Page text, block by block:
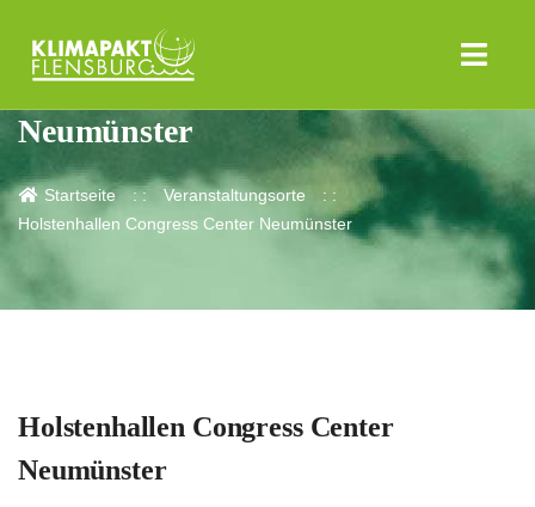
Holstenhallen Congress Center
Neumünster
Startseite
Veranstaltungsorte
Holstenhallen Congress Center Neumünster
Holstenhallen Congress Center
Neumünster